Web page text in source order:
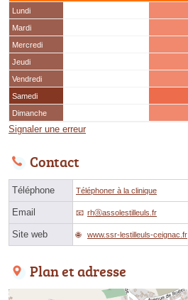
Lundi
Mardi
Mercredi
Jeudi
Vendredi
Samedi
Dimanche
Signaler une erreur
Contact
Téléphone Téléphoner à la clinique
Email rhⓐassolestilleuls.fr
Site web www.ssr-lestilleuls-ceignac.fr
Plan et adresse